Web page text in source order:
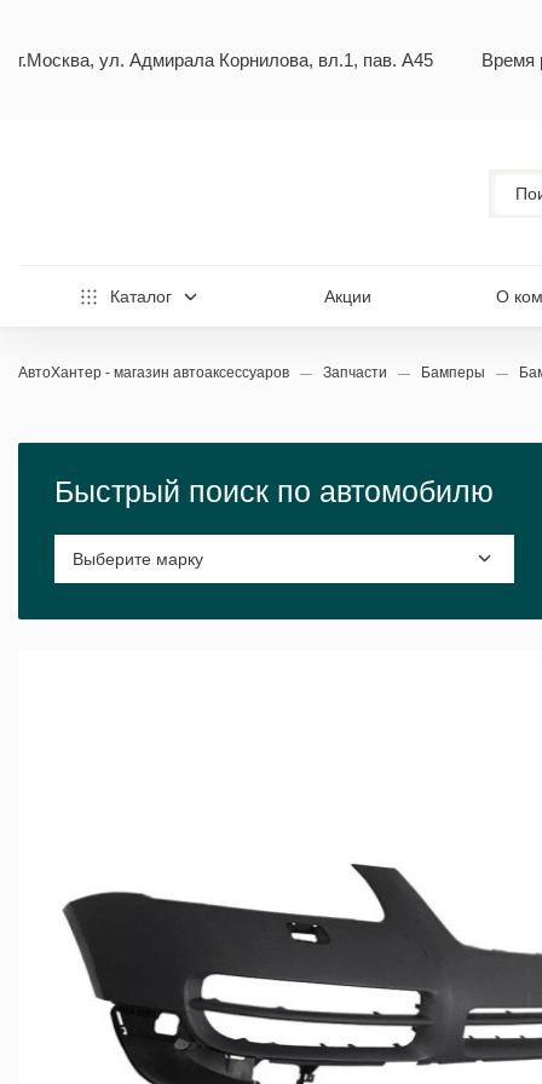
г.Москва, ул. Адмирала Корнилова, вл.1, пав. А45 Время
Каталог Акции О
АвтоХантер - магазин автоаксессуаров Запчасти Бамперы
Быстрый поиск по автомобилю